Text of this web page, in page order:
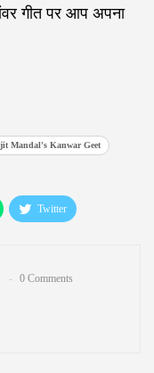
गीत पर आप अपना
Mandal's Kanwar Geet
Twitter
0 Comments